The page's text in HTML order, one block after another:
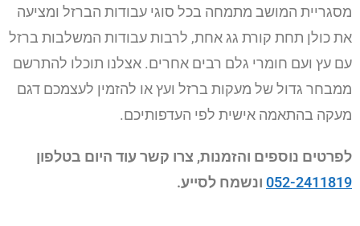
מסגריית המושב מתמחה בכל סוגי עבודות הברזל ומציעה
את כולן תחת קורת גג אחת, לרבות עבודות המשלבות ברזל
עם עץ ועם חומרי גלם רבים אחרים. אצלנו תוכלו להתרשם
ממבחר גדול של מעקות ברזל ועץ או להזמין לעצמכם דגם
מעקה בהתאמה אישית לפי העדפותיכם.
לפרטים נוספים והזמנות, צרו קשר עוד היום בטלפון
052-2411819 ונשמח לסייע.